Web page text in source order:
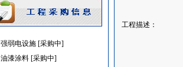
陶瓷制品 [采购中]
防水防腐 [采购中]
强弱电设施 [采购中]
油漆涂料 [采购中]
工程描述：